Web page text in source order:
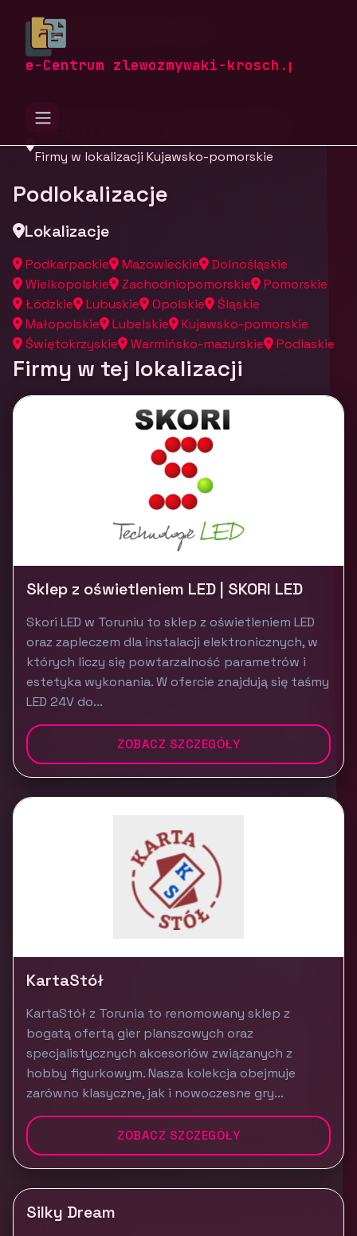
e-Centrum zlewozmywaki-krosch.pl
zlewozmywaki-krosch.pl
Firmy z województwa Kujawsko-pomorskiego
Kujawsko-pomorskie
Firmy w lokalizacji Kujawsko-pomorskie
Podlokalizacje
Lokalizacje
Podkarpackie Mazowieckie
Dolnośląskie
Wielkopolskie
Zachodniopomorskie
Pomorskie
Łódzkie
Lubuskie Opolskie
Śląskie
Małopolskie
Lubelskie
Kujawsko-pomorskie
Świętokrzyskie
Warmińsko-mazurskie Podlaskie
Firmy w tej lokalizacji
Sklep z oświetleniem LED | SKORI LED
Skori LED w Toruniu to sklep z oświetleniem LED
oraz zapleczem dla instalacji elektronicznych, w
których liczy się powtarzalność parametrów i
estetyka wykonania. W ofercie znajdują się taśmy
LED 24V do...
ZOBACZ SZCZEGÓŁY
KartaStół
KartaStół z Torunia to renomowany sklep z
bogatą ofertą gier planszowych oraz
specjalistycznych akcesoriów związanych z
hobby figurkowym. Nasza kolekcja obejmuje
zarówno klasyczne, jak i nowoczesne gry...
ZOBACZ SZCZEGÓŁY
Silky Dream